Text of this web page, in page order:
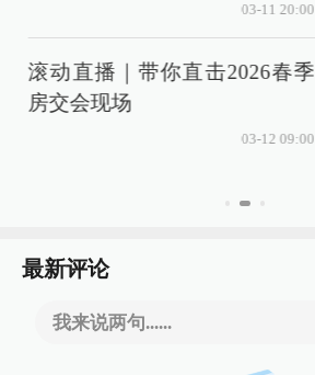
03-11 20:00
滚动直播｜带你直击2026春季
房交会现场
03-12 09:00
最新评论
我来说两句......